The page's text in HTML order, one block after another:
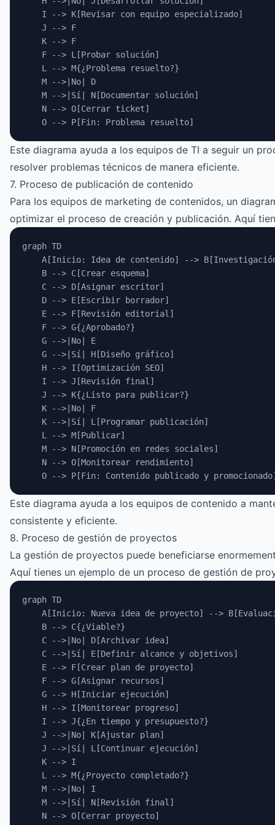
    I --> K[Revisar con equipo especializado]
    J --> F
    K --> F
    F --> L[Probar solución]
    L --> M{¿Problema resuelto?}
    M -->|No| D
    M -->|Sí| N[Documentar solución]
    N --> O[Cerrar ticket]
    O --> P[Fin: Problema resuelto]
Este diagrama ayuda a los equipos de TI a seguir un
resolver problemas técnicos de manera eficiente.
7. Proceso de publicación de contenido
Para los equipos de marketing de contenidos, un
optimizar el proceso de creación y publicación. Aquí
graph TD
A[Inicio: Idea de contenido] -->
    B --> C[Crear esquema]
    C --> D[Asignar escritor]
    D --> E[Escribir borrador]
    E --> F[Revisión editorial]
    F --> G{¿Aprobado?}
    G -->|No| E
    G -->|Sí| H[Diseño gráfico]
    H --> I[Optimización SEO]
    I --> J[Revisión final]
    J --> K{¿Listo para publicar?}
    K -->|No| F
    K -->|Sí| L[Programar publicación]
    L --> M[Publicar]
    M --> N[Promoción en redes sociales]
    N --> O[Monitorear rendimiento]
O --> P[Fin: Contenido publicado y
Este diagrama ayuda a los equipos de contenido a
consistente y eficiente.
8. Proceso de gestión de proyectos
La gestión de proyectos puede beneficiarse
Aquí tienes un ejemplo de un proceso de gestión de
graph TD
A[Inicio: Nueva idea de proyecto] -->
    B --> C{¿Viable?}
    C -->|No| D[Archivar idea]
    C -->|Sí| E[Definir alcance y objetivos]
    E --> F[Crear plan de proyecto]
    F --> G[Asignar recursos]
    G --> H[Iniciar ejecución]
    H --> I[Monitorear progreso]
    I --> J{¿En tiempo y presupuesto?}
    J -->|No| K[Ajustar plan]
    J -->|Sí| L[Continuar ejecución]
    K --> I
    L --> M{¿Proyecto completado?}
    M -->|No| I
    M -->|Sí| N[Revisión final]
    N --> O[Cerrar proyecto]